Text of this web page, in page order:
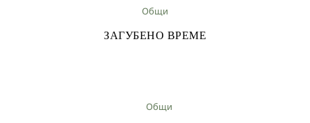
Общи
ЗАГУБЕНО ВРЕМЕ
Общи